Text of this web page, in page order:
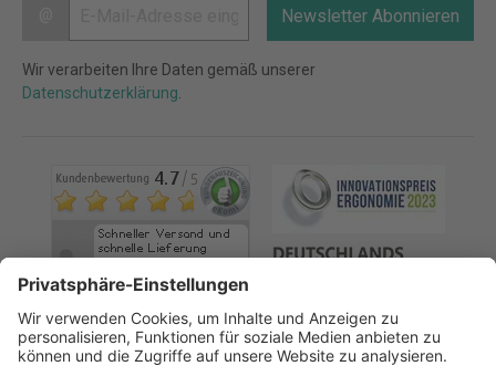
Newsletter Abonnieren
Wir verarbeiten Ihre Daten gemäß unserer
Datenschutzerklärung